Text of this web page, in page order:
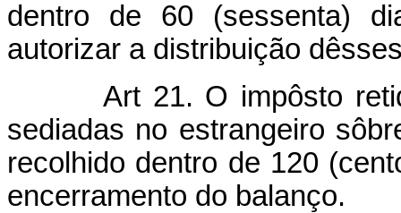
dentro de 60 (sessenta)
autorizar a distribuição
Art 21. O impôsto
sediadas no estrangeiro
recolhido dentro de 120
encerramento do balanço.